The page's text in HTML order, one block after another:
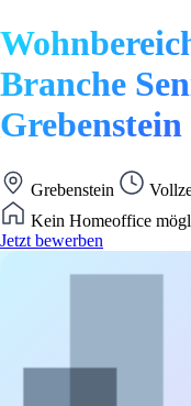
Branche
Grebenstein
Grebenstein
Kein Homeoffice
Jetzt bewerben